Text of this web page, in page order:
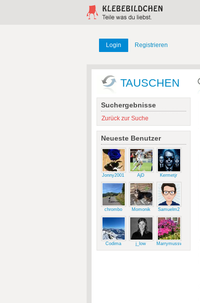
Login Registrieren
TAUSCHEN
Suchergebnisse
Zurück zur Suche
Neueste Benutzer
Jonny2001 AjD Kermetjr
chrombo Momonik Samuelm2
Codima j_low Marrymussweg